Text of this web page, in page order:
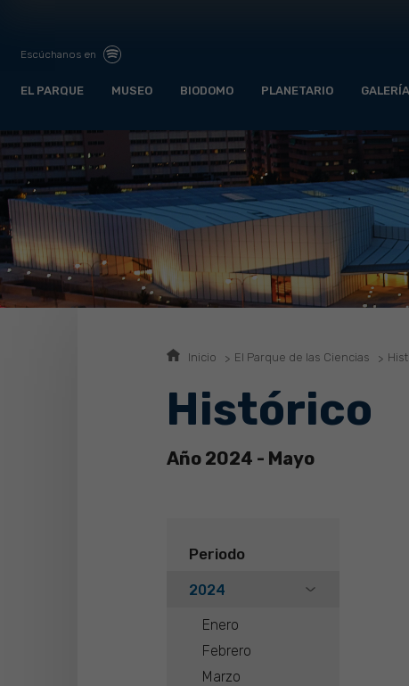
Escúchanos en
EL PARQUE MUSEO BIODOMO PLANETARIO
Inicio El Parque de las Ciencias
Histórico
Año 2024 - Mayo
Periodo
2024
Enero
Febrero
Marzo